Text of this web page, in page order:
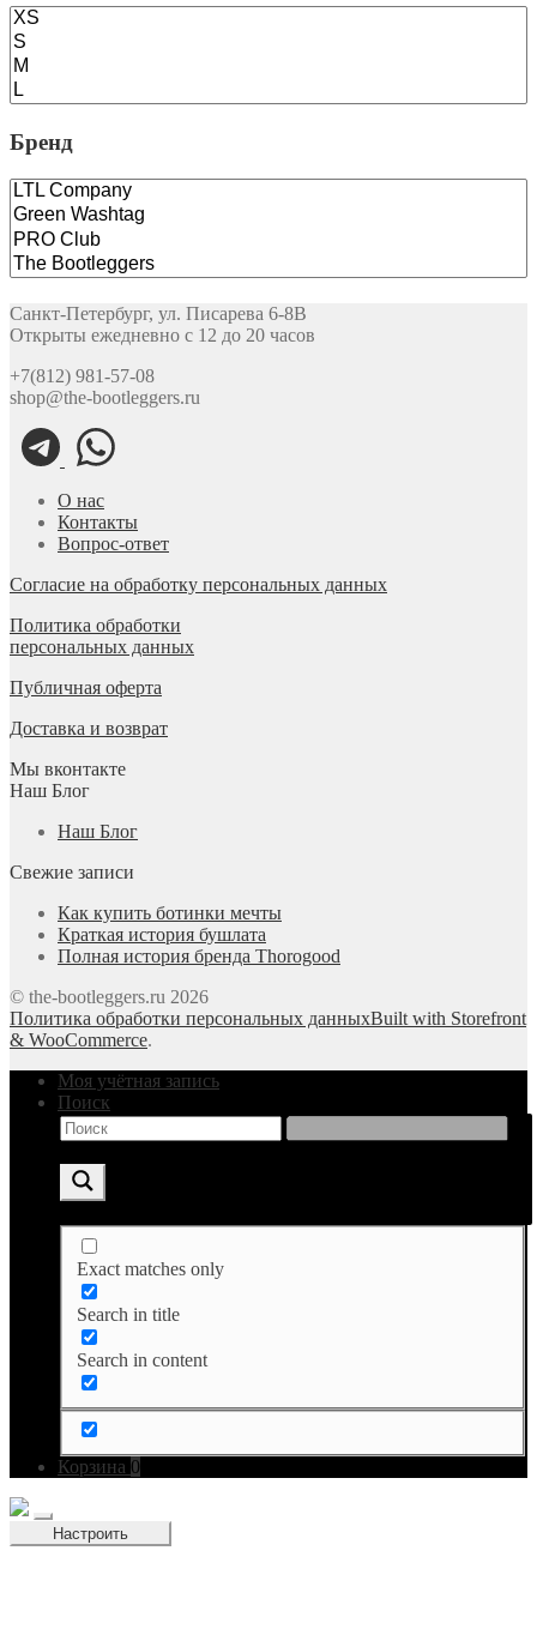
Бренд
Санкт-Петербург, ул. Писарева 6-8В
Открыты ежедневно с 12 до 20 часов
+7(812) 981-57-08
shop@the-bootleggers.ru
О нас
Контакты
Вопрос-ответ
Согласие на обработку персональных данных
Политика обработки
персональных данных
Публичная оферта
Доставка и возврат
Мы вконтакте
Наш Блог
Наш Блог
Свежие записи
Как купить ботинки мечты
Краткая история бушлата
Полная история бренда Thorogood
© the-bootleggers.ru 2026
Политика обработки персональных данныхBuilt with Storefront
& WooCommerce.
Моя учётная запись
Поиск
Exact matches only
Search in title
Search in content
Корзина 0
Настроить